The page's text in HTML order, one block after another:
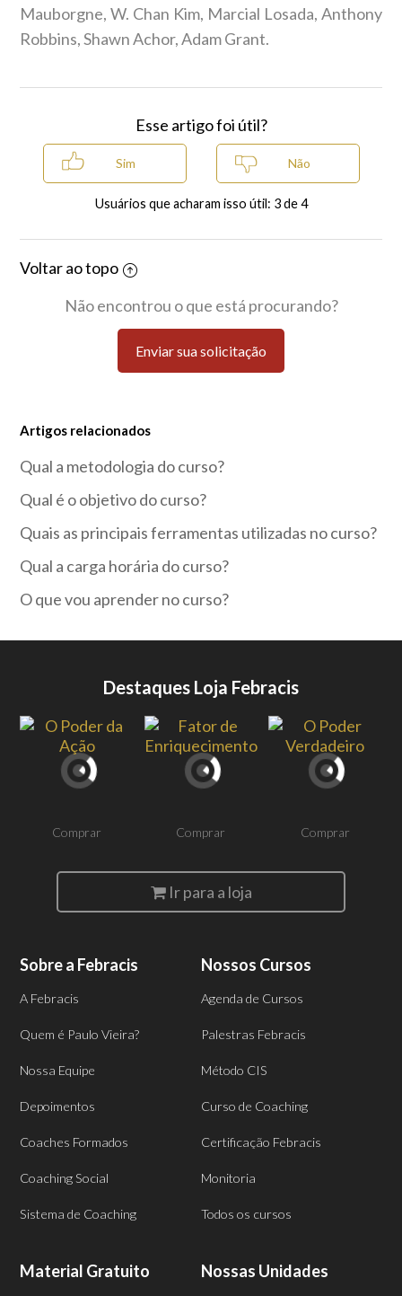
Mauborgne, W. Chan Kim, Marcial Losada, Anthony
Robbins, Shawn Achor, Adam Grant.
Esse artigo foi útil?
Usuários que acharam isso útil: 3 de 4
Voltar ao topo
Não encontrou o que está procurando?
Enviar sua solicitação
Artigos relacionados
Qual a metodologia do curso?
Qual é o objetivo do curso?
Quais as principais ferramentas utilizadas no curso?
Qual a carga horária do curso?
O que vou aprender no curso?
Destaques Loja Febracis
Comprar Comprar Comprar
Ir para a loja
Sobre a Febracis
A Febracis
Quem é Paulo Vieira?
Nossa Equipe
Depoimentos
Coaches Formados
Coaching Social
Sistema de Coaching
Nossos Cursos
Agenda de Cursos
Palestras Febracis
Método CIS
Curso de Coaching
Certificação Febracis
Monitoria
Todos os cursos
Material Gratuito Nossas Unidades